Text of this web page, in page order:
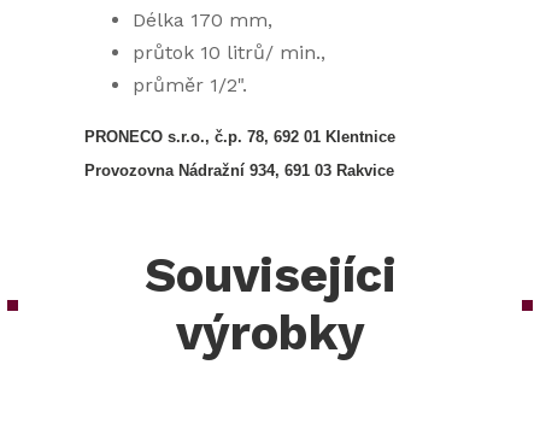
Délka 170 mm,
průtok 10 litrů/ min.,
průměr 1/2".
PRONECO s.r.o., č.p. 78, 692 01 Klentnice
Provozovna Nádražní 934, 691 03 Rakvice
Souvisejíci
výrobky